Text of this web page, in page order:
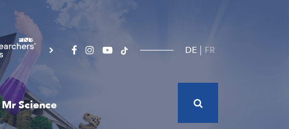
DE FR
Mr Science